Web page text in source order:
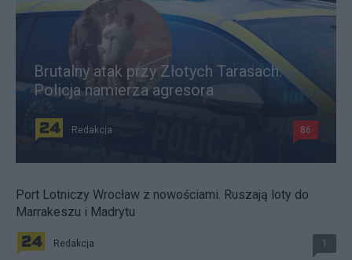
Brutalny atak przy Złotych Tarasach.
Policja namierza agresora
Redakcja 86
Port Lotniczy Wrocław z nowościami. Ruszają loty do
Marrakeszu i Madrytu
Redakcja 1